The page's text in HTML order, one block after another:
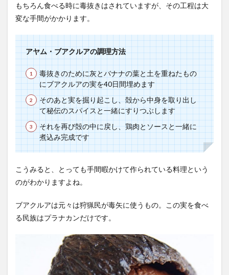
もちろん食べる時に毒抜きはされていますが、その工程は大
変な手間がかかります。
アヤム・ブアクルアの調理方法
毒抜きのために灰とバナナの葉と土を重ねたもの
にブアクルアの実を40日間埋めます
そのあと実を掘り起こし、殻から中身を取り出し
て秘伝のスパイスと一緒にすりつぶします
それを再び殻の中に戻し、鶏肉とソースと一緒に
煮込み完成です
こうみると、とっても手間暇かけて作られている料理という
のがわかりますよね。
ブアクルアは元々は狩猟民が毒矢に使うもの。この実を食べ
る民族はプラナカンだけです。